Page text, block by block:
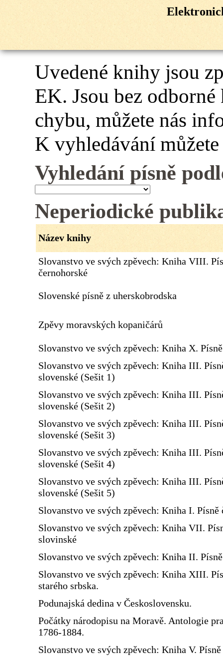
Uvedené knihy jsou
EK. Jsou bez
chybu, můžete nás
K vyhledávání
Vyhledání písně
Neperiodické
Název knihy
Slovanstvo ve svých zpěvech: Kniha VIII.
černohorské
Slovenské písně z uherskobrodska
Zpěvy moravských kopaničárů
Slovanstvo ve svých zpěvech: Kniha X.
Slovanstvo ve svých zpěvech: Kniha III.
slovenské (Sešit 1)
Slovanstvo ve svých zpěvech: Kniha III.
slovenské (Sešit 2)
Slovanstvo ve svých zpěvech: Kniha III.
slovenské (Sešit 3)
Slovanstvo ve svých zpěvech: Kniha III.
slovenské (Sešit 4)
Slovanstvo ve svých zpěvech: Kniha III.
slovenské (Sešit 5)
Slovanstvo ve svých zpěvech: Kniha I. Písně
Slovanstvo ve svých zpěvech: Kniha VII.
slovinské
Slovanstvo ve svých zpěvech: Kniha II.
Slovanstvo ve svých zpěvech: Kniha XIII.
starého srbska.
Podunajská dedina v Československu.
Počátky národopisu na Moravě. Antologie
1786-1884.
Slovanstvo ve svých zpěvech: Kniha V.